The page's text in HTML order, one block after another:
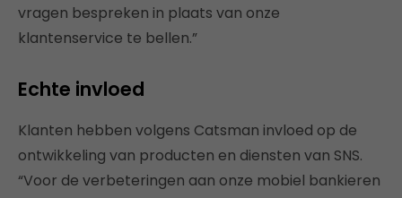
vragen bespreken in plaats van onze
klantenservice te bellen.”
Echte invloed
Klanten hebben volgens Catsman invloed op de
ontwikkeling van producten en diensten van SNS.
“Voor de verbeteringen aan onze mobiel bankieren